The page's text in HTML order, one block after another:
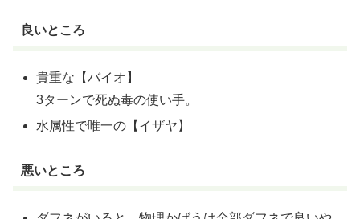
良いところ
貴重な【バイオ】
3ターンで死ぬ毒の使い手。
水属性で唯一の【イザヤ】
悪いところ